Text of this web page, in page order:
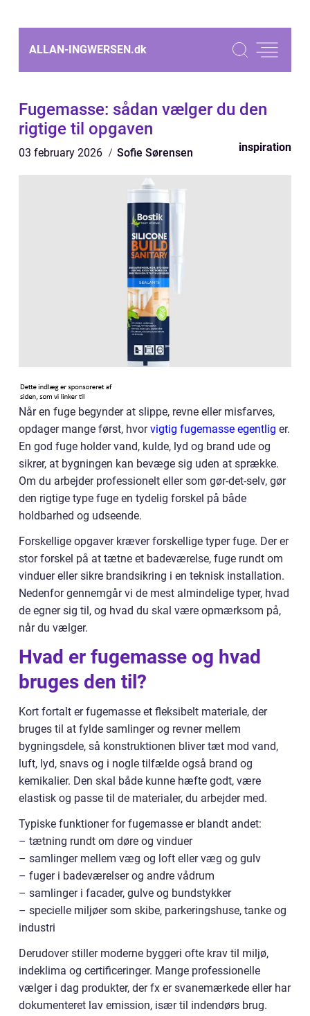
ALLAN-INGWERSEN.dk
Fugemasse: sådan vælger du den
rigtige til opgaven
03 february 2026 Sofie Sørensen inspiration
Når en fuge begynder at slippe, revne eller misfarves,
opdager mange først, hvorvigtig fugemasse egentlig er.
En god fuge holder vand, kulde, lyd og brand ude og
sikrer, at bygningen kan bevæge sig uden at sprække.
Om du arbejder professionelt eller som gør-det-selv, gør
den rigtige type fuge en tydelig forskel på både
holdbarhed og udseende.
Forskellige opgaver kræver forskellige typer fuge. Der er
stor forskel på at tætne et badeværelse, fuge rundt om
vinduer eller sikre brandsikring i en teknisk installation.
Nedenfor gennemgår vi de mest almindelige typer, hvad
de egner sig til, og hvad du skal være opmærksom på,
når du vælger.
Hvad er fugemasse og hvad
bruges den til?
Kort fortalt er fugemasse et fleksibelt materiale, der
bruges til at fylde samlinger og revner mellem
bygningsdele, så konstruktionen bliver tæt mod vand,
luft, lyd, snavs og i nogle tilfælde også brand og
kemikalier. Den skal både kunne hæfte godt, være
elastisk og passe til de materialer, du arbejder med.
Typiske funktioner for fugemasse er blandt andet:
– tætning rundt om døre og vinduer
– samlinger mellem væg og loft eller væg og gulv
– fuger i badeværelser og andre vådrum
– samlinger i facader, gulve og bundstykker
– specielle miljøer som skibe, parkeringshuse, tanke og
industri
Derudover stiller moderne byggeri ofte krav til miljø,
indeklima og certificeringer. Mange professionelle
vælger i dag produkter, der fx er svanemærkede eller har
dokumenteret lav emission, især til indendørs brug.